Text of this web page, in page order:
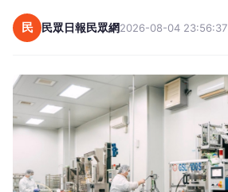
民 民眾日報民眾網2026-08-04 23:56:37